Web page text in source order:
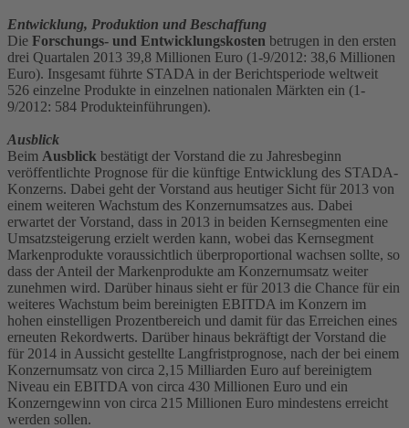
Entwicklung, Produktion und Beschaffung
Die Forschungs- und Entwicklungskosten betrugen in den ersten
drei Quartalen 2013 39,8 Millionen Euro (1-9/2012: 38,6 Millionen
Euro). Insgesamt führte STADA in der Berichtsperiode weltweit
526 einzelne Produkte in einzelnen nationalen Märkten ein (1-
9/2012: 584 Produkteinführungen).
Ausblick
Beim Ausblick bestätigt der Vorstand die zu Jahresbeginn
veröffentlichte Prognose für die künftige Entwicklung des STADA-
Konzerns. Dabei geht der Vorstand aus heutiger Sicht für 2013 von
einem weiteren Wachstum des Konzernumsatzes aus. Dabei
erwartet der Vorstand, dass in 2013 in beiden Kernsegmenten eine
Umsatzsteigerung erzielt werden kann, wobei das Kernsegment
Markenprodukte voraussichtlich überproportional wachsen sollte, so
dass der Anteil der Markenprodukte am Konzernumsatz weiter
zunehmen wird. Darüber hinaus sieht er für 2013 die Chance für ein
weiteres Wachstum beim bereinigten EBITDA im Konzern im
hohen einstelligen Prozentbereich und damit für das Erreichen eines
erneuten Rekordwerts. Darüber hinaus bekräftigt der Vorstand die
für 2014 in Aussicht gestellte Langfristprognose, nach der bei einem
Konzernumsatz von circa 2,15 Milliarden Euro auf bereinigtem
Niveau ein EBITDA von circa 430 Millionen Euro und ein
Konzerngewinn von circa 215 Millionen Euro mindestens erreicht
werden sollen.